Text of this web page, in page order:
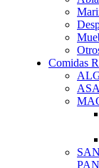
Comidas